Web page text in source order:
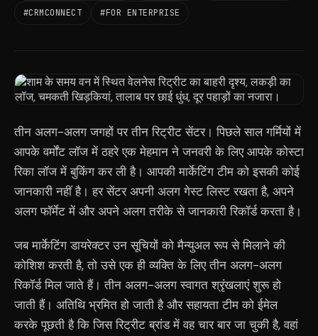
#CRMCONNECT #FOR ENTERPRISE
तीन अलग-अलग जगहों पर तीन रिट्रीट सेंटर। पिछले साल गर्मियों में
आपके वर्मोंट लॉज में ठहरे एक मेहमान ने जनवरी के लिए आपके कोस्टा
रिका लॉज में बुकिंग कर ली है। आपकी मार्केटिंग टीम को इसकी कोई
जानकारी नहीं है। हर सेंटर अपनी अलग गेस्ट लिस्ट रखता है, अपने
अलग फॉर्मेट में और अपने अलग तरीके से जानकारी रिकॉर्ड करता है।
जब मार्केटिंग डायरेक्टर उन सूचियों को मैन्युअल रूप से मिलाने की
कोशिश करती है, तो उसे एक ही व्यक्ति के लिए तीन अलग-अलग
रिकॉर्ड मिल जाते हैं। तीन अलग-अलग स्वागत श्रृंखलाएं शुरू हो
जाती हैं। अतिथि भ्रमित हो जाती है और सहायता टीम को ईमेल
करके पूछती है कि जिस रिट्रीट ब्रांड में वह चार बार जा चुकी है, वहां